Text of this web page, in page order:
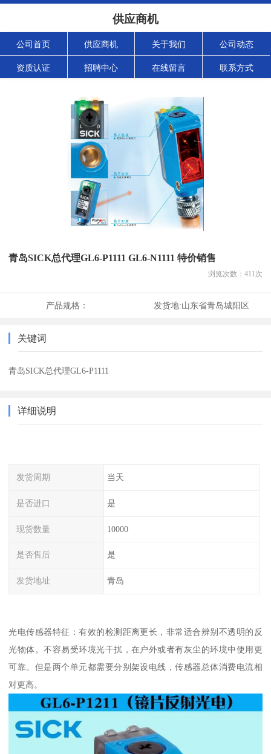
供应商机
公司首页 供应商机 关于我们 公司动态
资质认证 招聘中心 在线留言 联系方式
青岛SICK总代理GL6-P1111 GL6-N1111 特价销售
浏览次数： 411次
产品规格： 发货地:山东省青岛城阳区
关键词
青岛SICK总代理GL6-P1111
详细说明
发货周期 当天
是否进口 是
现货数量 10000
是否售后 是
发货地址 青岛
光电传感器特征：有效的检测距离更长，非常适合辨别不透明的反
光物体。不容易受环境光干扰，在户外或者有灰尘的环境中使用更
可靠。但是两个单元都需要分别架设电线，传感器总体消费电流相
对更高。